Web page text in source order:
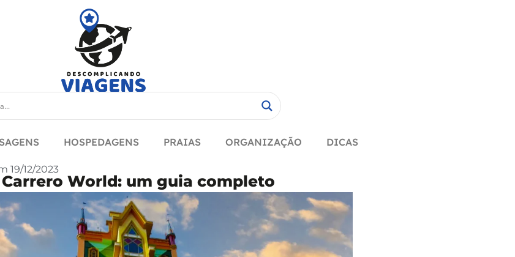
HOSPEDAGENS PRAIAS ORGANIZAÇÃO DICAS
19/12/2023
World: um guia completo